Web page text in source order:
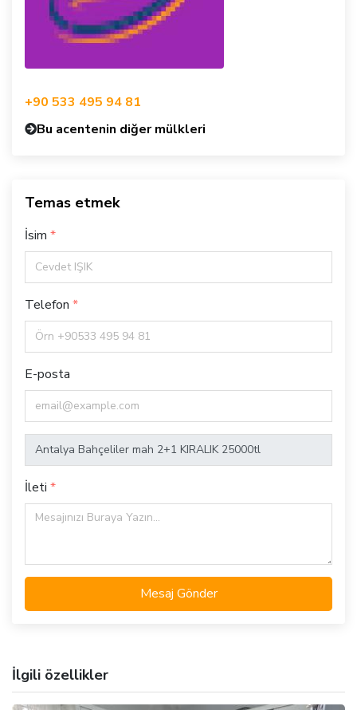
+90 533 495 94 81
Bu acentenin diğer mülkleri
Temas etmek
İsim
Telefon
E-posta
İleti
Mesaj Gönder
İlgili özellikler